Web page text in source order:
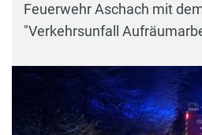
Feuerwehr Aschach mit
"Verkehrsunfall